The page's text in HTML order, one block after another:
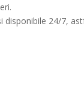
disponibile 24/7,